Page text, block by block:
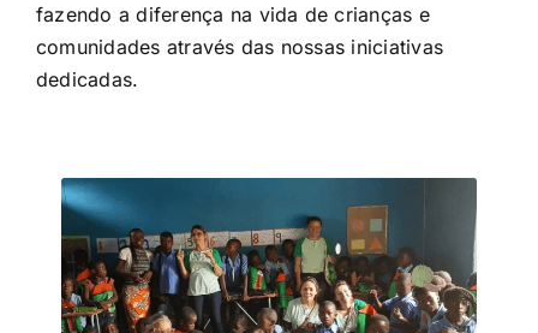
fazendo a diferença na vida de crianças e
comunidades através das nossas iniciativas
dedicadas.
Nossos voluntários constroem escolas e as
transformam em espaços seguros para
ajudar essas crianças a encontrarem seu
caminho na vida.